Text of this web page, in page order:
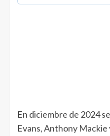
En diciembre de 2024
Evans, Anthony